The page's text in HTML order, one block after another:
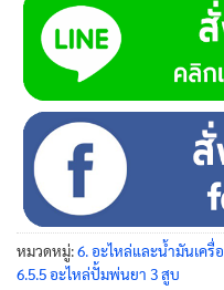
หมวดหมู่:6. อะไหล่และน้ำมันเครื่
6.5.5 อะไหล่ปั้มพ่นยา 3 สูบ